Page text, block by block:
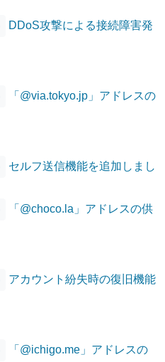
DDoS攻撃による接続障害発
「@via.tokyo.jp」アドレスの
セルフ送信機能を追加しまし
「@choco.la」アドレスの供
アカウント紛失時の復旧機能
「@ichigo.me」アドレスの